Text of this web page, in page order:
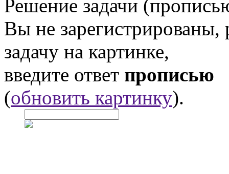
Решение задачи
Вы не
задачу на картинке,
введите ответ прописью
(обновить картинку).